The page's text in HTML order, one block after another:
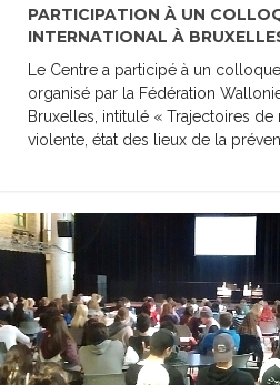
PARTICIPATION À UN
INTERNATIONAL À
Le Centre a participé à un
organisé par la Fédération
Bruxelles, intitulé « Trajectoires de
violente, état des lieux de la